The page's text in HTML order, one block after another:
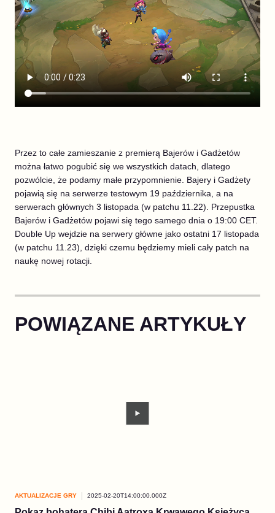
Przez to całe zamieszanie z premierą Bajerów i Gadżetów
można łatwo pogubić się we wszystkich datach, dlatego
pozwólcie, że podamy małe przypomnienie. Bajery i Gadżety
pojawią się na serwerze testowym 19 października, a na
serwerach głównych 3 listopada (w patchu 11.22). Przepustka
Bajerów i Gadżetów pojawi się tego samego dnia o 19:00 CET.
Double Up wejdzie na serwery główne jako ostatni 17 listopada
(w patchu 11.23), dzięki czemu będziemy mieli cały patch na
naukę nowej rotacji.
POWIĄZANE ARTYKUŁY
AKTUALIZACJE GRY 2025-02-20T14:00:00.000Z